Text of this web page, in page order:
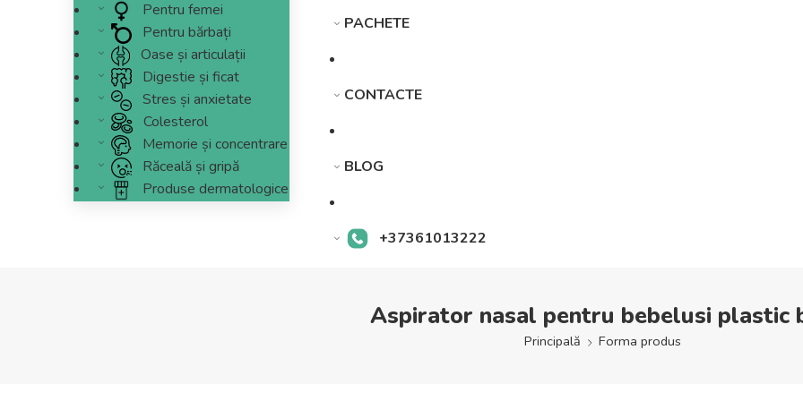
Pentru femei
Pentru bărbați
Oase și articulații
Digestie și ficat
Stres și anxietate
Colesterol
Memorie și concentrare
Răceală și gripă
Produse dermatologice
PACHETE
CONTACTE
BLOG
+37361013222
Aspirator nasal pentru bebelusi plastic
Principală Forma produs